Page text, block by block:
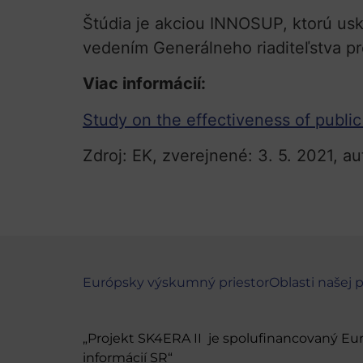
Štúdia je akciou INNOSUP, ktorú
vedením Generálneho riaditeľstva
Viac informácií:
Study on the effectiveness of
Zdroj: EK, zverejnené: 3. 5. 2021,
Európsky výskumný priestorOblasti našej
„Projekt SK4ERA II je spolufinancovaný
informácií SR“